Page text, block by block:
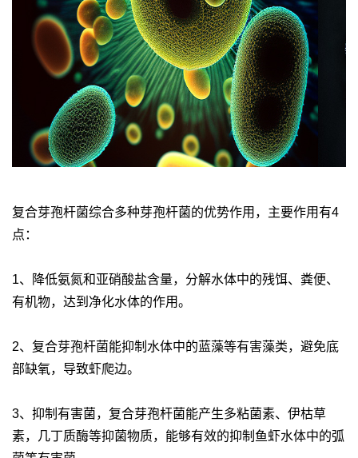
复合芽孢杆菌综合多种芽孢杆菌的优势作用，主要作用有4
点：
1、降低氨氮和亚硝酸盐含量，分解水体中的残饵、粪便、
有机物，达到净化水体的作用。
2、复合芽孢杆菌能抑制水体中的蓝藻等有害藻类，避免底
部缺氧，导致虾爬边。
3、抑制有害菌，复合芽孢杆菌能产生多粘菌素、伊枯草
素，几丁质酶等抑菌物质，能够有效的抑制鱼虾水体中的弧